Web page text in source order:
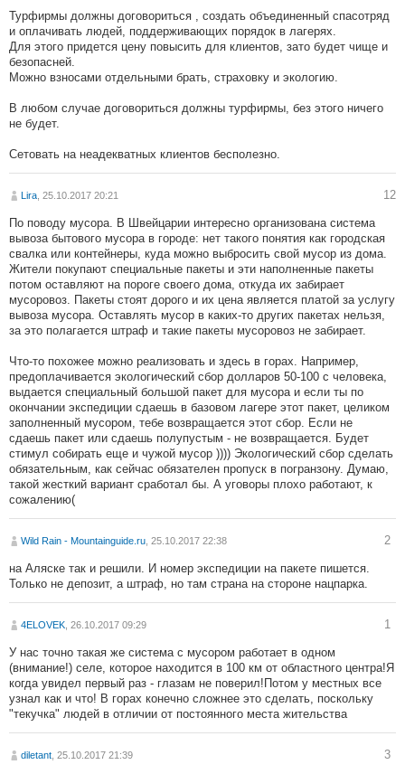
Турфирмы должны договориться , создать объединенный спасотряд
и оплачивать людей, поддерживающих порядок в лагерях.
Для этого придется цену повысить для клиентов, зато будет чище и
безопасней.
Можно взносами отдельными брать, страховку и экологию.
В любом случае договориться должны турфирмы, без этого ничего
не будет.
Сетовать на неадекватных клиентов бесполезно.
Lira , 25.10.2017 20:21 12
По поводу мусора. В Швейцарии интересно организована система
вывоза бытового мусора в городе: нет такого понятия как городская
свалка или контейнеры, куда можно выбросить свой мусор из дома.
Жители покупают специальные пакеты и эти наполненные пакеты
потом оставляют на пороге своего дома, откуда их забирает
мусоровоз. Пакеты стоят дорого и их цена является платой за услугу
вывоза мусора. Оставлять мусор в каких-то других пакетах нельзя,
за это полагается штраф и такие пакеты мусоровоз не забирает.
Что-то похожее можно реализовать и здесь в горах. Например,
предоплачивается экологический сбор долларов 50-100 с человека,
выдается специальный большой пакет для мусора и если ты по
окончании экспедиции сдаешь в базовом лагере этот пакет, целиком
заполненный мусором, тебе возвращается этот сбор. Если не
сдаешь пакет или сдаешь полупустым - не возвращается. Будет
стимул собирать еще и чужой мусор )))) Экологический сбор сделать
обязательным, как сейчас обязателен пропуск в погранзону. Думаю,
такой жесткий вариант сработал бы. А уговоры плохо работают, к
сожалению(
Wild Rain - Mountainguide.ru , 25.10.2017 22:38 2
на Аляске так и решили. И номер экспедиции на пакете пишется.
Только не депозит, а штраф, но там страна на стороне нацпарка.
4ELOVEK , 26.10.2017 09:29 1
У нас точно такая же система с мусором работает в одном
(внимание!) селе, которое находится в 100 км от областного центра!Я
когда увидел первый раз - глазам не поверил!Потом у местных все
узнал как и что! В горах конечно сложнее это сделать, поскольку
"текучка" людей в отличии от постоянного места жительства
diletant , 25.10.2017 21:39 3